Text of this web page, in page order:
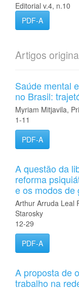
Editorial v.4, n.10
PDF-A
Artigos
Saúde mental
no Brasil:
Myriam Mitjavila,
1-11
PDF-A
A questão da
reforma
e os modos de
Arthur Arruda Leal
Starosky
12-29
PDF-A
A proposta de
trabalho na